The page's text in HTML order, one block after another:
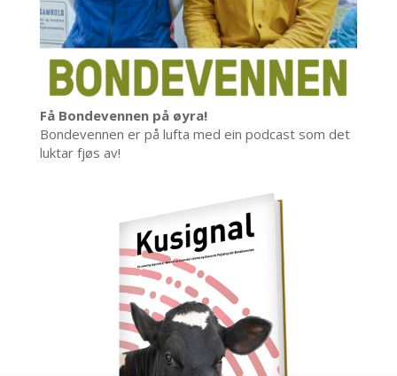
Få Bondevennen på øyra!
Bondevennen er på lufta med ein podcast som det
luktar fjøs av!